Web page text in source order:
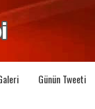
Günün Tweeti